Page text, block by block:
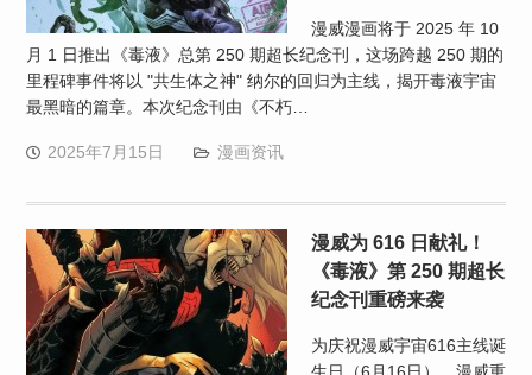
漫威漫画将于 2025 年 10
月 1 日推出《毒液》总第 250 期超长纪念刊，这场跨越 250 期的
里程碑事件将以 "共生体之神" 纳尔的回归为主线，揭开毒液宇宙
最黑暗的篇章。本次纪念刊由《不朽…
2025年7月15日 漫画资讯
漫威为 616 日献礼！
《毒液》第 250 期超长
纪念刊重磅来袭
为庆祝漫威宇宙616主线诞